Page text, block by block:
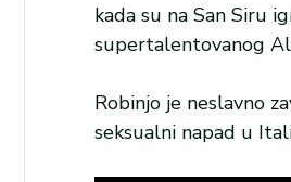
kada su na San Siru
supertalentovanog
Robinjo je neslavno
seksualni napad u